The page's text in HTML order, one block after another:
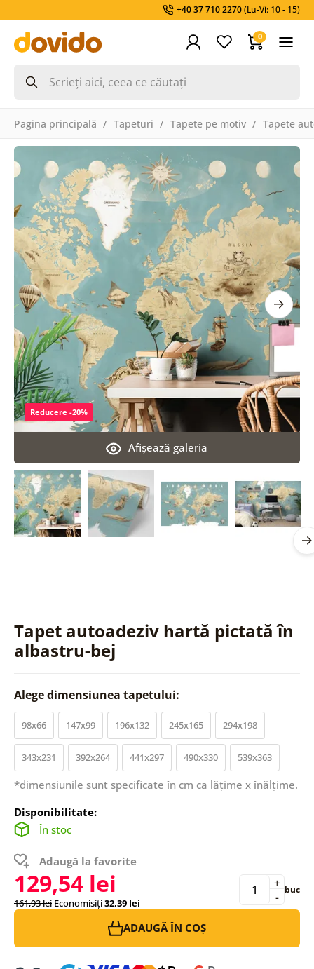
+40 37 710 2270(Lu-Vi: 10 - 15)
0
Pagina principală Tapeturi Tapete pe motiv Tapete
Tapet autoadeziv hartă pictată în
albastru-bej
Afişează galeria
Reducere -20%
Alege dimensiunea tapetului:
98x66 147x99 196x132 245x165 294x198
343x231 392x264 441x297 490x330 539x363
*dimensiunile sunt specificate în cm ca lățime x înălțime.
Disponibilitate:
În stoc
Adaugă la favorite
129,54 lei
161,93 lei Economisiți32,39 lei -
+ buc
ADAUGĂ ÎN COȘ